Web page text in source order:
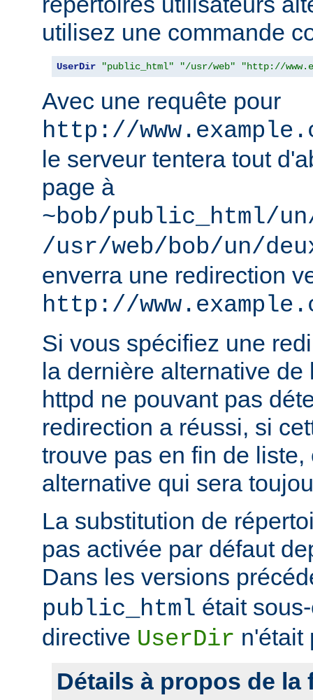
utilisez une commande
UserDir "public_html" "/usr/web" "http://
Avec une requête pour
http://
le serveur tentera tout
page à
~bob/public_html/
/usr/web/bob/un/
enverra une redirection
http://
Si vous spécifiez une
la dernière alternative
httpd ne pouvant pas
redirection a réussi, si
trouve pas en fin de liste,
alternative qui sera
La substitution de
pas activée par défaut
Dans les versions
public_html était
directive UserDir n'était
Détails à propos de la